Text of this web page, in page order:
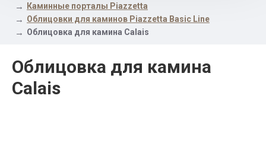
Каминные порталы Piazzetta
Облицовки для каминов Piazzetta Basic Line
Облицовка для камина Calais
Облицовка для камина
Calais